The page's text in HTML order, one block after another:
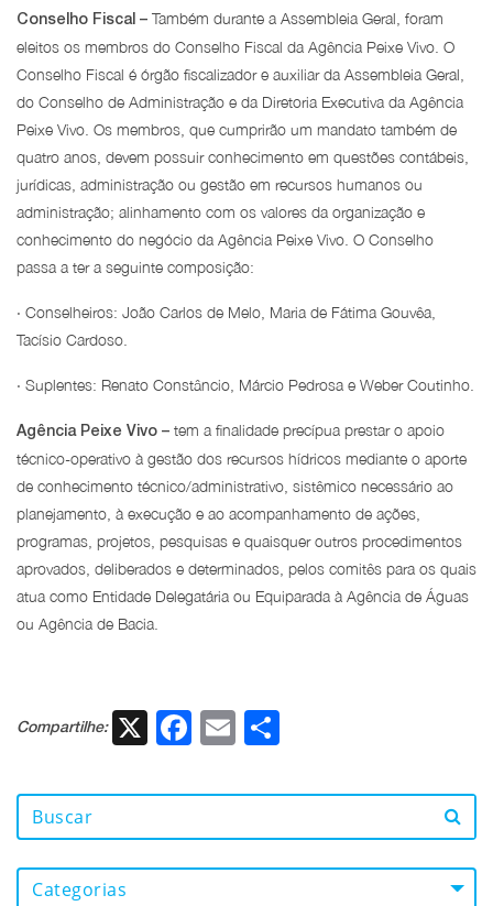
Conselho Fiscal – Também durante a Assembleia Geral, foram
eleitos os membros do Conselho Fiscal da Agência Peixe Vivo. O
Conselho Fiscal é órgão fiscalizador e auxiliar da Assembleia Geral,
do Conselho de Administração e da Diretoria Executiva da Agência
Peixe Vivo. Os membros, que cumprirão um mandato também de
quatro anos, devem possuir conhecimento em questões contábeis,
jurídicas, administração ou gestão em recursos humanos ou
administração; alinhamento com os valores da organização e
conhecimento do negócio da Agência Peixe Vivo. O Conselho
passa a ter a seguinte composição:
· Conselheiros: João Carlos de Melo, Maria de Fátima Gouvêa,
Tacísio Cardoso.
· Suplentes: Renato Constâncio, Márcio Pedrosa e Weber Coutinho.
Agência Peixe Vivo – tem a finalidade precípua prestar o apoio
técnico-operativo à gestão dos recursos hídricos mediante o aporte
de conhecimento técnico/administrativo, sistêmico necessário ao
planejamento, à execução e ao acompanhamento de ações,
programas, projetos, pesquisas e quaisquer outros procedimentos
aprovados, deliberados e determinados, pelos comitês para os quais
atua como Entidade Delegatária ou Equiparada à Agência de Águas
ou Agência de Bacia.
Compartilhe: X Facebook
Email
Categorias